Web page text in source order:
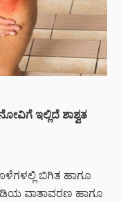
ಇಲ್ಲಿದೆ ಶಾಶ್ವತ
ಬಿಗಿತ ಹಾಗೂ
ವಾತಾವರಣ ಹಾಗೂ